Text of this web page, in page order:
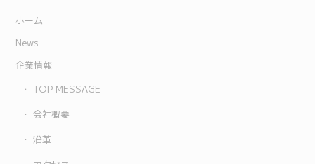
ホーム
News
企業情報
TOP MESSAGE
会社概要
沿革